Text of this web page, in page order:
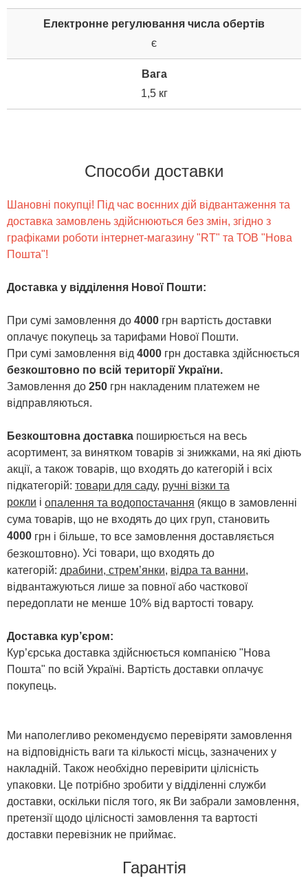
Електронне регулювання числа обертів
є
Вага
1,5 кг
Способи доставки
Шановні покупці! Під час воєнних дій відвантаження та
доставка замовлень здійснюються без змін, згідно з
графіками роботи інтернет-магазину "RT" та ТОВ "Нова
Пошта"!
Доставка у відділення Нової Пошти:
При сумі замовлення до 4000 грн вартість доставки
оплачує покупець за тарифами Нової Пошти.
При сумі замовлення від 4000 грн доставка здійснюється
безкоштовно по всій території України.
Замовлення до 250 грн накладеним платежем не
відправляються.
Безкоштовна доставка поширюється на весь
асортимент, за винятком товарів зі знижками, на які діють
акції, а також товарів, що входять до категорій і всіх
підкатегорій: товари для саду, ручні візки та
рокли і опалення та водопостачання (якщо в замовленні
сума товарів, що не входять до цих груп, становить
4000 грн і більше, то все замовлення доставляється
безкоштовно). Усі товари, що входять до
категорій: драбини, стрем’янки, відра та ванни,
відвантажуються лише за повної або часткової
передоплати не менше 10% від вартості товару.
Доставка кур’єром:
Кур’єрська доставка здійснюється компанією "Нова
Пошта" по всій Україні. Вартість доставки оплачує
покупець.
Ми наполегливо рекомендуємо перевіряти замовлення
на відповідність ваги та кількості місць, зазначених у
накладній. Також необхідно перевірити цілісність
упаковки. Це потрібно зробити у відділенні служби
доставки, оскільки після того, як Ви забрали замовлення,
претензії щодо цілісності замовлення та вартості
доставки перевізник не приймає.
Гарантія